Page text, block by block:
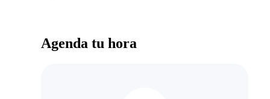
Agenda tu hora